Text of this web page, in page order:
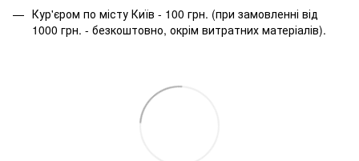
Кур'єром по місту Київ - 100 грн. (при замовленні від
1000 грн. - безкоштовно, окрім витратних матеріалів).